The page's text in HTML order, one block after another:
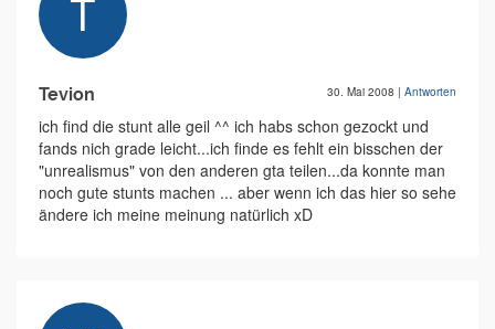
Tevion 30. Mai 2008 | Antworten
ich find die stunt alle geil ^^ ich habs schon gezockt und
fands nich grade leicht...ich finde es fehlt ein bisschen der
"unrealismus" von den anderen gta teilen...da konnte man
noch gute stunts machen ... aber wenn ich das hier so sehe
ändere ich meine meinung natürlich xD